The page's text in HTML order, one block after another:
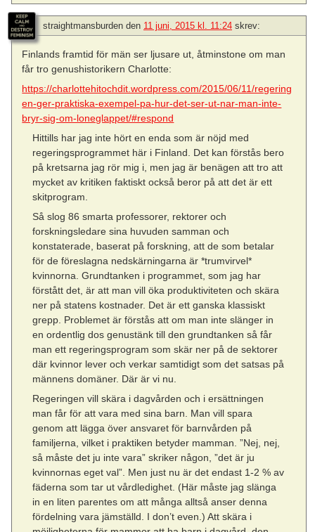
straightmansburden den 11 juni, 2015 kl. 11:24 skrev:
Finlands framtid för män ser ljusare ut, åtminstone om man
får tro genushistorikern Charlotte:
https://charlottehitochdit.wordpress.com/2015/06/11/regering
en-ger-praktiska-exempel-pa-hur-det-ser-ut-nar-man-inte-
bryr-sig-om-loneglappet/#respond
Hittills har jag inte hört en enda som är nöjd med
regeringsprogrammet här i Finland. Det kan förstås bero
på kretsarna jag rör mig i, men jag är benägen att tro att
mycket av kritiken faktiskt också beror på att det är ett
skitprogram.
Så slog 86 smarta professorer, rektorer och
forskningsledare sina huvuden samman och
konstaterade, baserat på forskning, att de som betalar
för de föreslagna nedskärningarna är *trumvirvel*
kvinnorna. Grundtanken i programmet, som jag har
förstått det, är att man vill öka produktiviteten och skära
ner på statens kostnader. Det är ett ganska klassiskt
grepp. Problemet är förstås att om man inte slänger in
en ordentlig dos genustänk till den grundtanken så får
man ett regeringsprogram som skär ner på de sektorer
där kvinnor lever och verkar samtidigt som det satsas på
männens domäner. Där är vi nu.
Regeringen vill skära i dagvården och i ersättningen
man får för att vara med sina barn. Man vill spara
genom att lägga över ansvaret för barnvården på
familjerna, vilket i praktiken betyder mamman. ”Nej, nej,
så måste det ju inte vara” skriker någon, ”det är ju
kvinnornas eget val”. Men just nu är det endast 1-2 % av
fäderna som tar ut vårdledighet. (Här måste jag slänga
in en liten parentes om att många alltså anser denna
fördelning vara jämställd. I don’t even.) Att skära i